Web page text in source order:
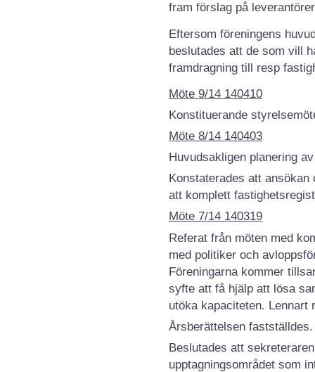
fram förslag på
Eftersom föreningens
beslutades att de som vill
framdragning till resp
Möte 9/14 140410
Konstituerande
Möte 8/14 140403
Huvudsakligen planering
Konstaterades att
att komplett
Möte 7/14 140319
Referat från möten med
med politiker och
Föreningarna kommer
syfte att få hjälp att lösa
utöka kapaciteten. Lennart
Årsberättelsen
Beslutades att
upptagningsområdet som